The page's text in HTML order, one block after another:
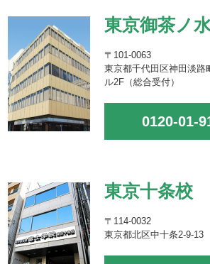
東京御茶ノ
〒101-0063
東京都千代田区神田淡路
ル2F（総合受付）
0120-01-
東京十条校
〒114-0032
東京都北区中十条2-9-13